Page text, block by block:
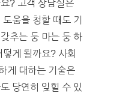
? 고객 상담실은
움을 청할 때도 기
추는 둥 마는 둥 하
떻게 될까요? 사회
게 대하는 기술은
당연히 잊힐 수 있